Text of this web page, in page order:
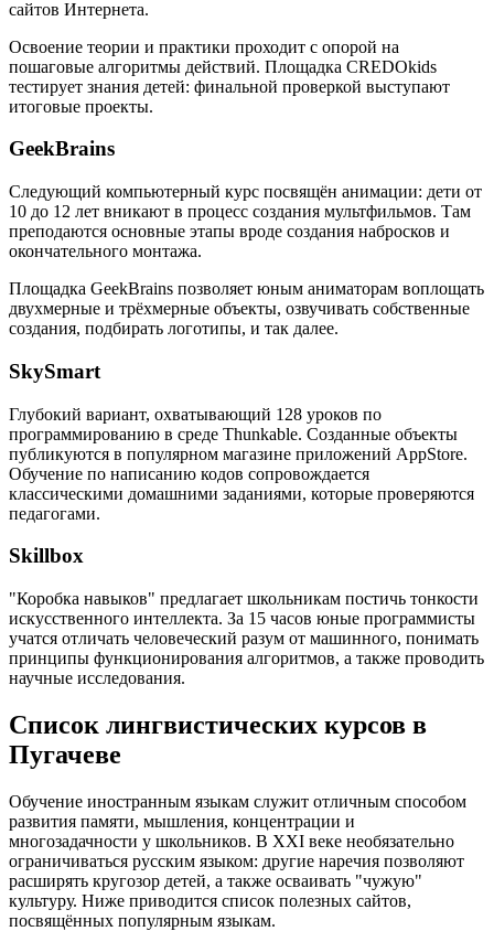
сайтов Интернета.
Освоение теории и практики проходит с опорой на
пошаговые алгоритмы действий. Площадка CREDOkids
тестирует знания детей: финальной проверкой выступают
итоговые проекты.
GeekBrains
Следующий компьютерный курс посвящён анимации: дети от
10 до 12 лет вникают в процесс создания мультфильмов. Там
преподаются основные этапы вроде создания набросков и
окончательного монтажа.
Площадка GeekBrains позволяет юным аниматорам воплощать
двухмерные и трёхмерные объекты, озвучивать собственные
создания, подбирать логотипы, и так далее.
SkySmart
Глубокий вариант, охватывающий 128 уроков по
программированию в среде Thunkable. Созданные объекты
публикуются в популярном магазине приложений AppStore.
Обучение по написанию кодов сопровождается
классическими домашними заданиями, которые проверяются
педагогами.
Skillbox
"Коробка навыков" предлагает школьникам постичь тонкости
искусственного интеллекта. За 15 часов юные программисты
учатся отличать человеческий разум от машинного, понимать
принципы функционирования алгоритмов, а также проводить
научные исследования.
Список лингвистических курсов в
Пугачеве
Обучение иностранным языкам служит отличным способом
развития памяти, мышления, концентрации и
многозадачности у школьников. В XXI веке необязательно
ограничиваться русским языком: другие наречия позволяют
расширять кругозор детей, а также осваивать "чужую"
культуру. Ниже приводится список полезных сайтов,
посвящённых популярным языкам.